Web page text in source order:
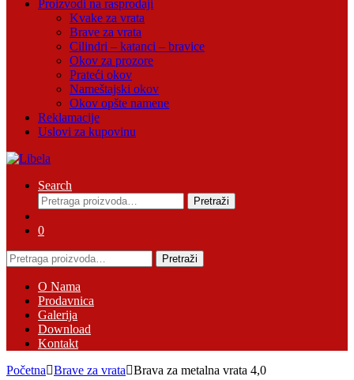
Proizvodi na rasprodaji
Kvake za vrata
Brave za vrata
Cilindri – katanci – bravice
Okov za prozore
Prateći okov
Nameštajski okov
Okov opšte namene
Reklamacije
Uslovi za kupovinu
Search
Pretraga
za:
Pretraži
0
Pretraga
za:
Pretraži
O Nama
Prodavnica
Galerija
Download
Kontakt
Početna
Brave za vrata Brava za metalna vrata 4,0